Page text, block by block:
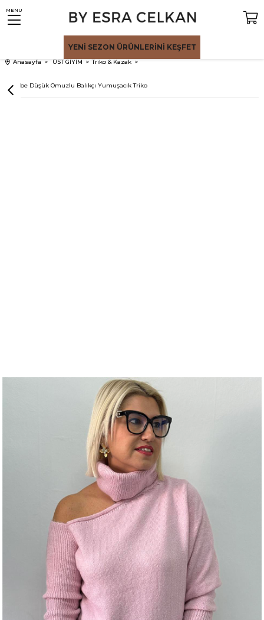
MENU
YENİ SEZON ÜRÜNLERİNİ KEŞFET
Anasayfa ÜST GİYİM Triko & Kazak
Pembe Düşük Omuzlu Balıkçı Yumuşacık Triko